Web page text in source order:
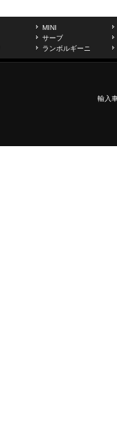
MINI
サーブ
ランボルギーニ
輸入